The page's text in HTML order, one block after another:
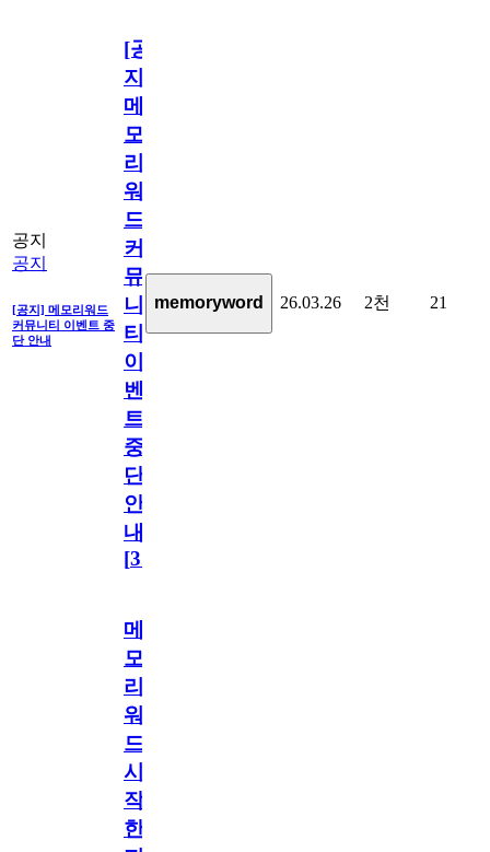
공지
공지
[공지] 메모리워드
커뮤니티 이벤트 중
단 안내
[공
지]
메
모
리
워
드
커
뮤
니
티
이
벤
트
중
단
안
내
[31
memoryword 26.03.26 2천 21
메
모
리
워
드
시
작
한